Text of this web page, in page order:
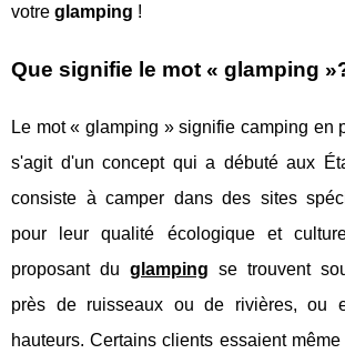
votre glamping !
Que signifie le mot « glamping
Le mot « glamping » signifie camping en
s'agit d'un concept qui a débuté aux
consiste à camper dans des sites
pour leur qualité écologique et
proposant du glamping se trouvent
près de ruisseaux ou de rivières, ou
hauteurs. Certains clients essaient